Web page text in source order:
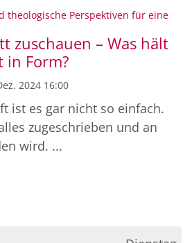
2024
theologische Perspektiven für eine
zuschauen – Was hält
in Form?
2024 16:00
ist es gar nicht so einfach.
zugeschrieben und an
wird. ...